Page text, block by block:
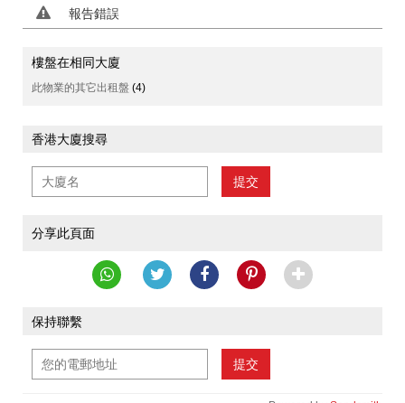
報告錯誤
樓盤在相同大廈
此物業的其它出租盤 (4)
香港大廈搜尋
提交
分享此頁面
保持聯繫
提交